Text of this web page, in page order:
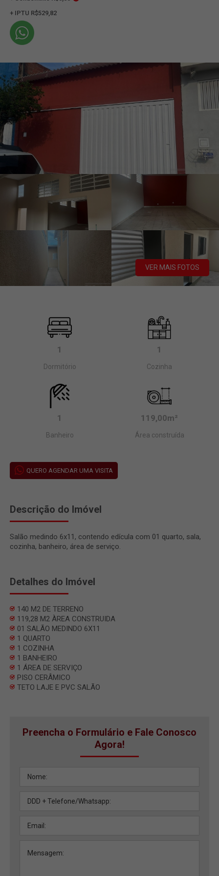
+ IPTU R$529,82
VER MAIS FOTOS
1
Dormitório
1
Cozinha
1
Banheiro
119,00m²
Área construída
QUERO AGENDAR UMA VISITA
Descrição do Imóvel
Salão medindo 6x11, contendo edícula com 01 quarto, sala,
cozinha, banheiro, área de serviço.
Detalhes do Imóvel
140 M2 DE TERRENO
119,28 M2 ÀREA CONSTRUIDA
01 SALÃO MEDINDO 6X11
1 QUARTO
1 COZINHA
1 BANHEIRO
1 ÁREA DE SERVIÇO
PISO CERÂMICO
TETO LAJE E PVC SALÃO
Preencha o Formulário e Fale Conosco
Agora!